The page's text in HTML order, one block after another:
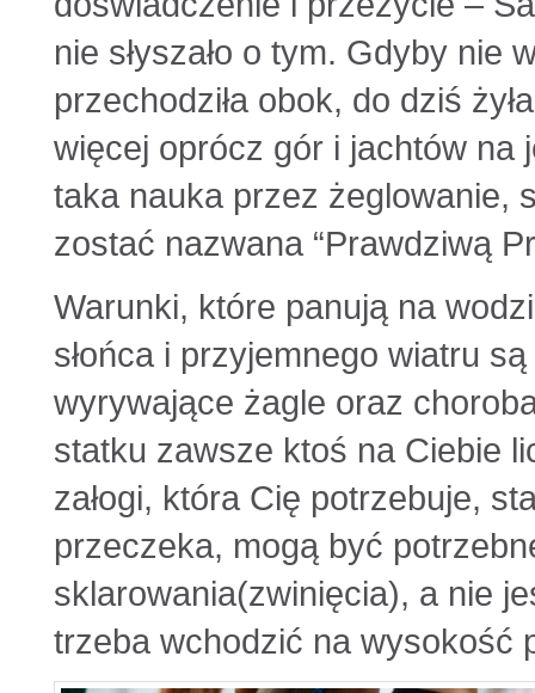
nie słyszało o tym. Gdyby nie
przechodziła obok, do dziś
więcej oprócz gór i jachtów na
taka nauka przez żeglowanie,
zostać nazwana “Prawdziwą
Warunki, które panują na
słońca i przyjemnego wiatru
wyrywające żagle oraz
statku zawsze ktoś na Ciebie
załogi, która Cię potrzebuje,
przeczeka, mogą być
sklarowania(zwinięcia), a nie
trzeba wchodzić na wysokość